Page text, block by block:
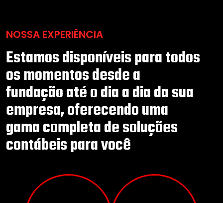
NOSSA EXPERIÊNCIA
Estamos disponíveis para todos
os momentos desde a
fundação até o dia a dia da sua
empresa, oferecendo uma
gama completa de soluções
contábeis para você